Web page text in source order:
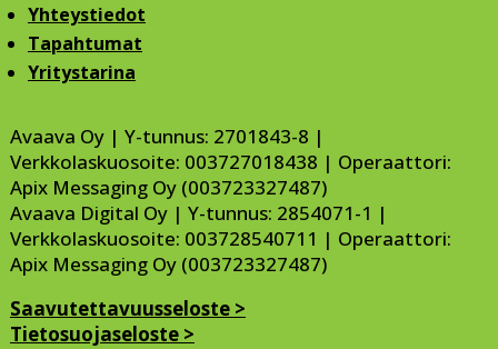
Yhteystiedot
Tapahtumat
Yritystarina
Avaava Oy | Y-tunnus: 2701843-8 |
Verkkolaskuosoite: 003727018438 | Operaattori:
Apix Messaging Oy (003723327487)
Avaava Digital Oy | Y-tunnus: 2854071-1 |
Verkkolaskuosoite: 003728540711 | Operaattori:
Apix Messaging Oy (003723327487)
Saavutettavuusseloste >
Tietosuojaseloste >